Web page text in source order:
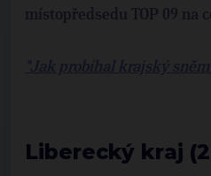
místopředsedu TOP 09 na
Liberecký kraj